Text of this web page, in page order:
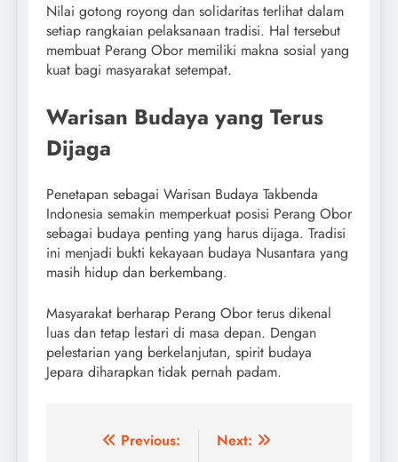
Nilai gotong royong dan solidaritas terlihat dalam
setiap rangkaian pelaksanaan tradisi. Hal tersebut
membuat Perang Obor memiliki makna sosial yang
kuat bagi masyarakat setempat.
Warisan Budaya yang Terus
Dijaga
Penetapan sebagai Warisan Budaya Takbenda
Indonesia semakin memperkuat posisi Perang Obor
sebagai budaya penting yang harus dijaga. Tradisi
ini menjadi bukti kekayaan budaya Nusantara yang
masih hidup dan berkembang.
Masyarakat berharap Perang Obor terus dikenal
luas dan tetap lestari di masa depan. Dengan
pelestarian yang berkelanjutan, spirit budaya
Jepara diharapkan tidak pernah padam.
Post
Previous: Next: